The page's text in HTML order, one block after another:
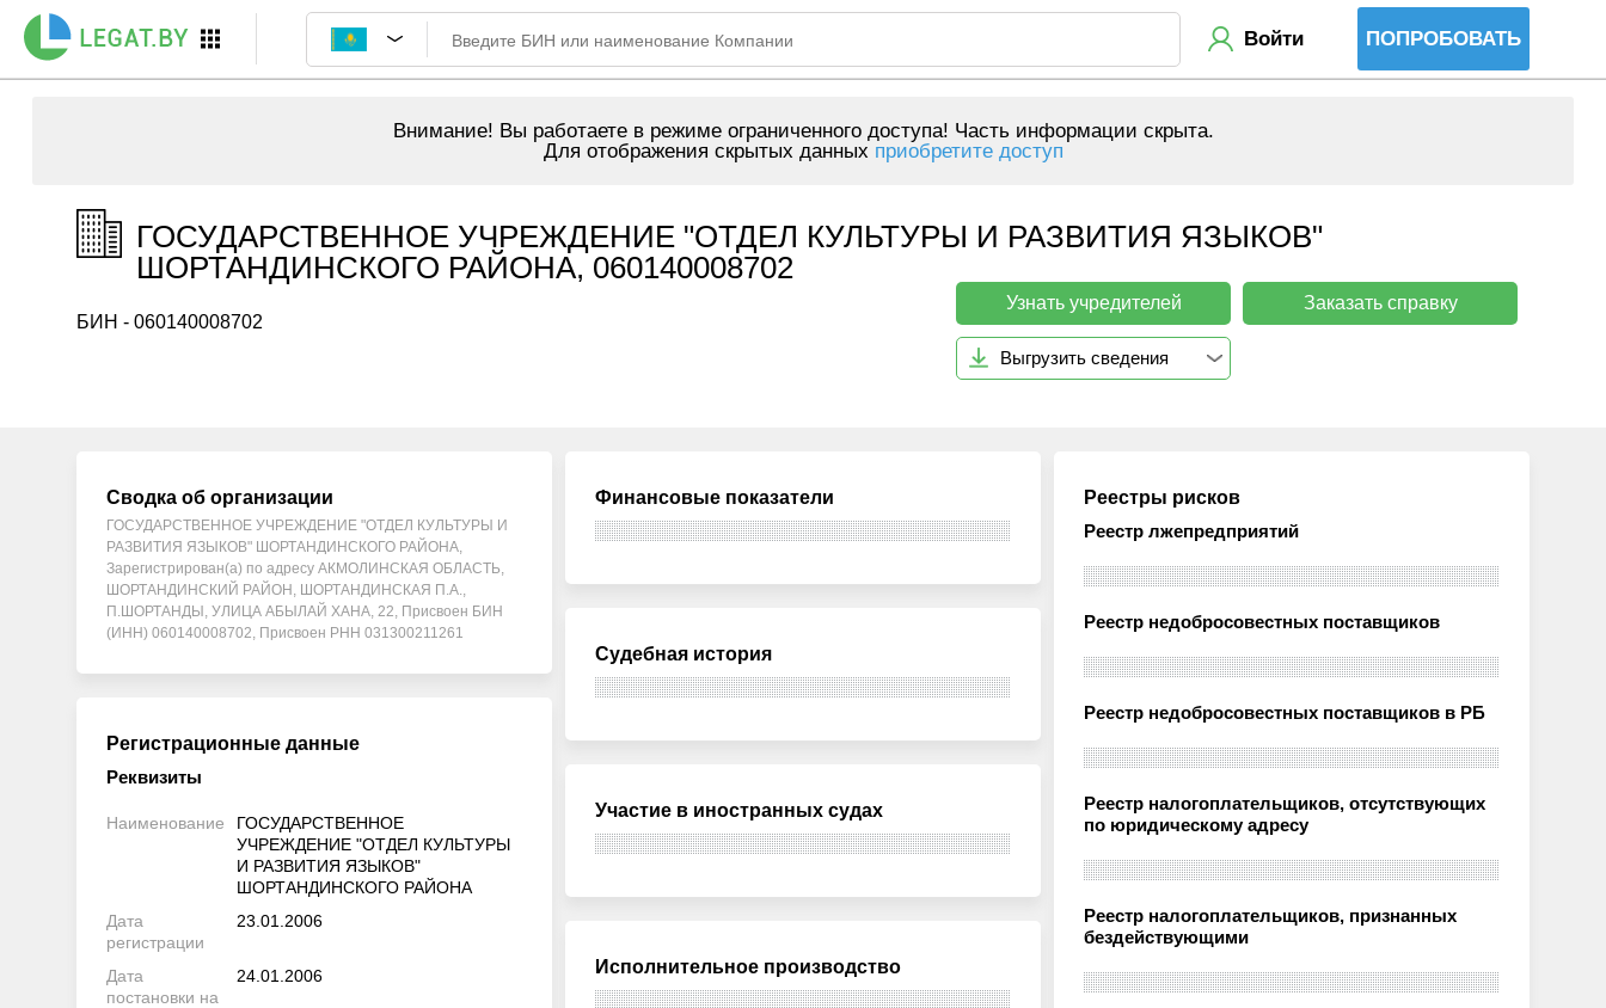
Войти ПОПРОБОВАТЬ
Внимание! Вы работаете в режиме ограниченного доступа! Часть информации скрыта.
Для отображения скрытых данных приобретите доступ
ГОСУДАРСТВЕННОЕ УЧРЕЖДЕНИЕ "ОТДЕЛ КУЛЬТУРЫ И РАЗВИТИЯ ЯЗЫКОВ"
ШОРТАНДИНСКОГО РАЙОНА, 060140008702
БИН - 060140008702
Узнать учредителей Заказать справку
Выгрузить сведения
Сводка об организации
ГОСУДАРСТВЕННОЕ УЧРЕЖДЕНИЕ "ОТДЕЛ КУЛЬТУРЫ И
РАЗВИТИЯ ЯЗЫКОВ" ШОРТАНДИНСКОГО РАЙОНА,
Зарегистрирован(а) по адресу АКМОЛИНСКАЯ ОБЛАСТЬ,
ШОРТАНДИНСКИЙ РАЙОН, ШОРТАНДИНСКАЯ П.А.,
П.ШОРТАНДЫ, УЛИЦА АБЫЛАЙ ХАНА, 22, Присвоен БИН
(ИНН) 060140008702, Присвоен РНН 031300211261
Регистрационные данные
Реквизиты
Наименование
ГОСУДАРСТВЕННОЕ
УЧРЕЖДЕНИЕ "ОТДЕЛ КУЛЬТУРЫ
И РАЗВИТИЯ ЯЗЫКОВ"
ШОРТАНДИНСКОГО РАЙОНА
Дата
регистрации
23.01.2006
Дата
постановки на
24.01.2006
Финансовые показатели
Судебная история
Участие в иностранных судах
Исполнительное производство
Реестры рисков
Реестр лжепредприятий
Реестр недобросовестных поставщиков
Реестр недобросовестных поставщиков в РБ
Реестр налогоплательщиков, отсутствующих
по юридическому адресу
Реестр налогоплательщиков, признанных
бездействующими